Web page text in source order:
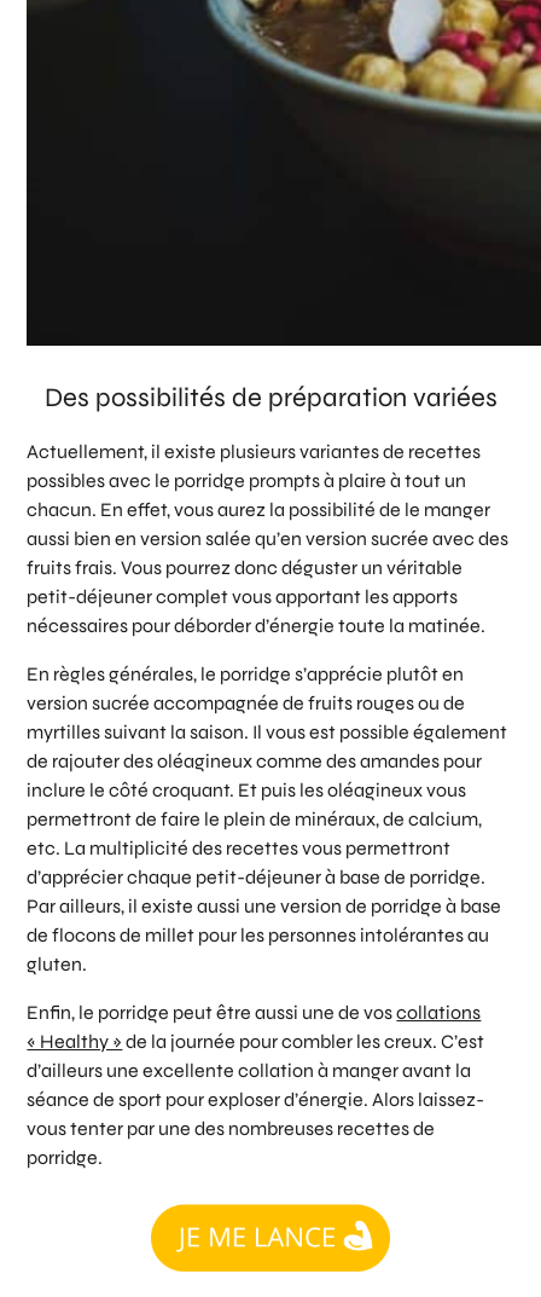
Des possibilités de préparation variées
Actuellement, il existe plusieurs variantes de recettes
possibles avec le porridge prompts à plaire à tout un
chacun. En effet, vous aurez la possibilité de le manger
aussi bien en version salée qu’en version sucrée avec des
fruits frais. Vous pourrez donc déguster un véritable
petit-déjeuner complet vous apportant les apports
nécessaires pour déborder d’énergie toute la matinée.
En règles générales, le porridge s’apprécie plutôt en
version sucrée accompagnée de fruits rouges ou de
myrtilles suivant la saison. Il vous est possible également
de rajouter des oléagineux comme des amandes pour
inclure le côté croquant. Et puis les oléagineux vous
permettront de faire le plein de minéraux, de calcium,
etc. La multiplicité des recettes vous permettront
d’apprécier chaque petit-déjeuner à base de porridge.
Par ailleurs, il existe aussi une version de porridge à base
de flocons de millet pour les personnes intolérantes au
gluten.
Enfin, le porridge peut être aussi une de voscollations
« Healthy » de la journée pour combler les creux. C’est
d’ailleurs une excellente collation à manger avant la
séance de sport pour exploser d’énergie. Alors laissez-
vous tenter par une des nombreuses recettes de
porridge.